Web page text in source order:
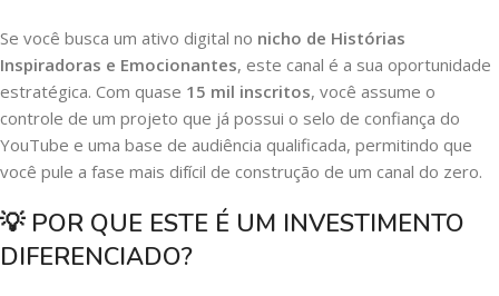
Se você busca um ativo digital no nicho de Histórias
Inspiradoras e Emocionantes, este canal é a sua oportunidade
estratégica. Com quase 15 mil inscritos, você assume o
controle de um projeto que já possui o selo de confiança do
YouTube e uma base de audiência qualificada, permitindo que
você pule a fase mais difícil de construção de um canal do zero.
💡 POR QUE ESTE É UM INVESTIMENTO
DIFERENCIADO?